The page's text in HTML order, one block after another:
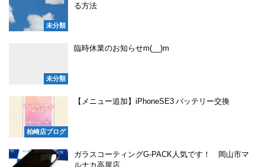
未分類
る方法
未分類
臨時休業のお知らせm(__)m
柏崎店ブログ
【メニュー追加】iPhoneSE3 バッテリー交換
ガラスコーティングG-PACK人気です！ 岡山市マ
ルナカ高屋店